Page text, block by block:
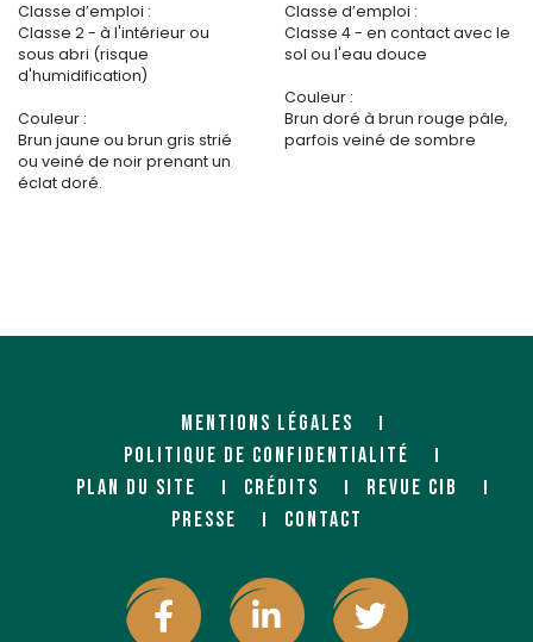
Classe d’emploi :
Classe 2 - à l'intérieur ou
sous abri (risque
d'humidification)
Couleur :
Brun jaune ou brun gris strié
ou veiné de noir prenant un
éclat doré.
Classe d’emploi :
Classe 4 - en contact avec le
sol ou l'eau douce
Couleur :
Brun doré à brun rouge pâle,
parfois veiné de sombre
MENTIONS LÉGALES
POLITIQUE DE CONFIDENTIALITÉ
PLAN DU SITE
CRÉDITS
REVUE CIB
PRESSE
CONTACT